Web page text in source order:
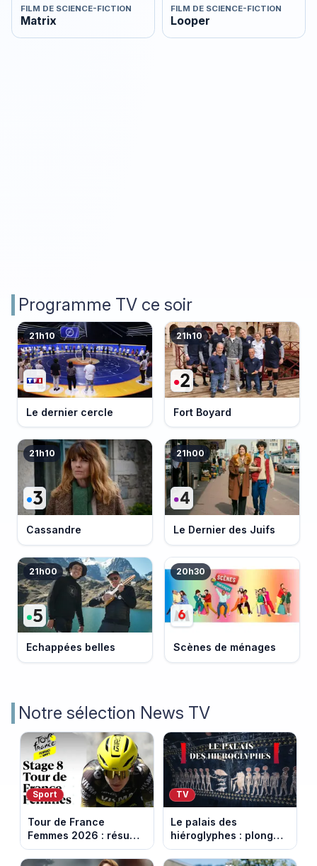
FILM DE SCIENCE-FICTION
Matrix
FILM DE SCIENCE-FICTION
Looper
Programme TV ce soir
21h10
Le dernier cercle
21h10
Fort Boyard
21h10
Cassandre
21h00
Le Dernier des Juifs
21h00
Echappées belles
20h30
Scènes de ménages
Notre sélection News TV
Sport
Tour de France
Femmes 2026 : résumé
vidéo de la 9e étape
entre Sisteron et Nice
TV
Le palais des
hiéroglyphes : plongez
dans la tombe
égyptienne qui fascine